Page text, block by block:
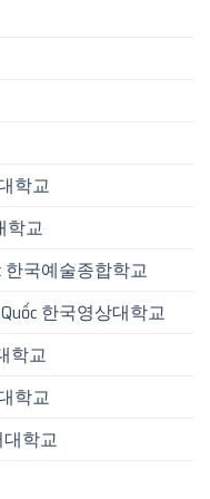
학교
학교
한국예술종합학교
한국영상대학교
학교
학교
대학교